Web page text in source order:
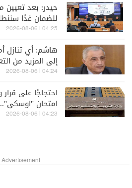
حيدر: بعد تعيين
للضمان غدًا
التقاعد
04:25 | 2026-08-06
هاشم: أي تنازل
إلى المزيد من
04:24 | 2026-08-06
احتجاجًا على قرار
امتحان "اوسكي"..
التربية
04:23 | 2026-08-06
Advertisement